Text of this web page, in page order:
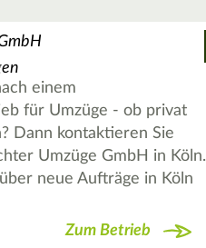
einem
für Umzüge - ob privat
Dann kontaktieren Sie
Umzüge GmbH in Köln.
neue Aufträge in Köln
Zum Betrieb